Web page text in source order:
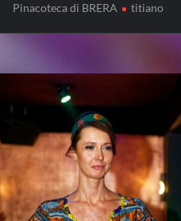
Pinacoteca di BRERA
titiano